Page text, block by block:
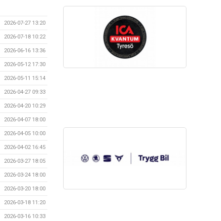
2026-07-27 13:20
2026-07-18 10:22
2026-06-16 13:36
2026-05-12 17:30
2026-05-11 15:14
2026-04-27 09:33
2026-04-20 10:29
2026-04-07 18:00
2026-04-05 10:00
2026-04-02 16:45
2026-03-27 18:05
2026-03-24 18:00
2026-03-20 18:00
2026-03-18 11:20
2026-03-16 10:33